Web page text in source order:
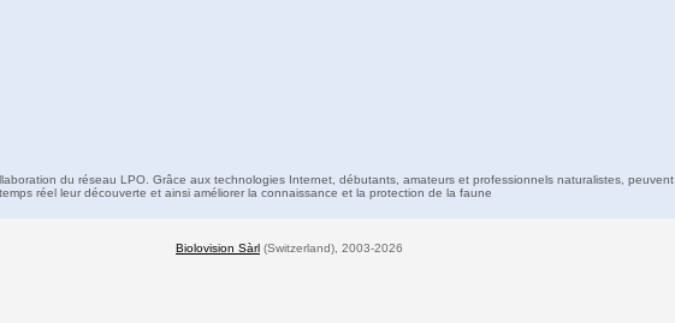
du réseau LPO. Grâce aux technologies Internet, débutants, amateurs et professionnels naturalistes, peuvent
réel leur découverte et ainsi améliorer la connaissance et la protection de la faune
Biolovision Sàrl (Switzerland), 2003-2026